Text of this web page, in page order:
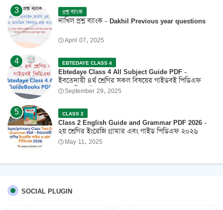
প্রশ্ন ব্যাংক
দাখিল প্রশ্ন ব্যাংক - Dakhil Previous year questions
April 07, 2025
EBTEDAYE CLASS 4
Ebtedaye Class 4 All Subject Guide PDF -
ইবতেদায়ী ৪র্থ শ্রেণির সকল বিষয়ের গাইডবই পিডিএফ
2026 ফ্রি ডাউনলোড
September 29, 2025
CLASS 2
Class 2 English Guide and Grammar PDF 2026 -
২য় শ্রেণির ইংরেজি গ্রামার এবং গাইড পিডিএফ ২০২৬
May 11, 2025
SOCIAL PLUGIN